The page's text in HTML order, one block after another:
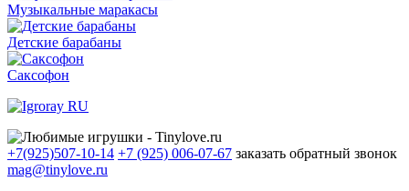
Музыкальные маракасы
Детские барабаны
Саксофон
+7(925)507-10-14 +7 (925) 006-07-67 заказать обратный звонок
mag@tinylove.ru